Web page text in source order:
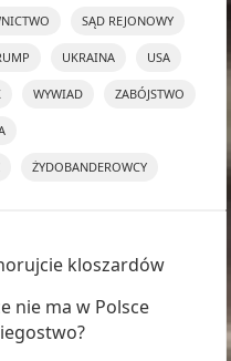
SĄD REJONOWY
UKRAINA USA
WYWIAD ZABÓJSTWO
ŻYDOBANDEROWCY
kloszardów
nie ma w Polsce